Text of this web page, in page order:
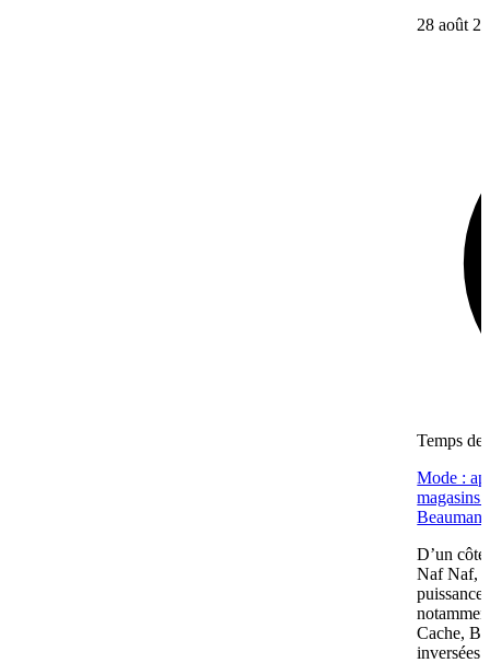
28 août
Temps de
Mode :
magasins
D’un
Naf Naf,
Cache,
inversées